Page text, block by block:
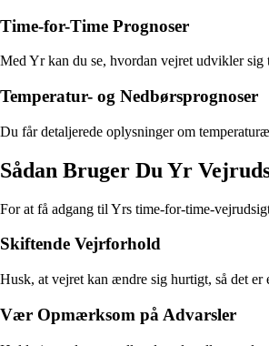
Time-for-Time Prognoser
Med Yr kan du se, hvordan vejret udvikler sig
Temperatur- og Nedbørsprognoser
Du får detaljerede oplysninger om
Sådan Bruger Du Yr
For at få adgang til Yrs time-for-time-
Skiftende Vejrforhold
Husk, at vejret kan ændre sig hurtigt, så det
Vær Opmærksom på Advarsler